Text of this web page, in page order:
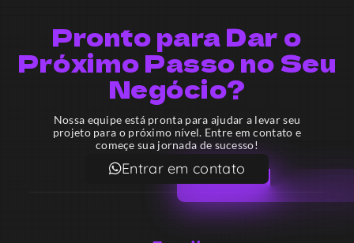
Pronto para Dar o
Próximo Passo no Seu
Negócio?
Nossa equipe está pronta para ajudar a levar seu
projeto para o próximo nível. Entre em contato e
começe sua jornada de sucesso!
Entrar em contato